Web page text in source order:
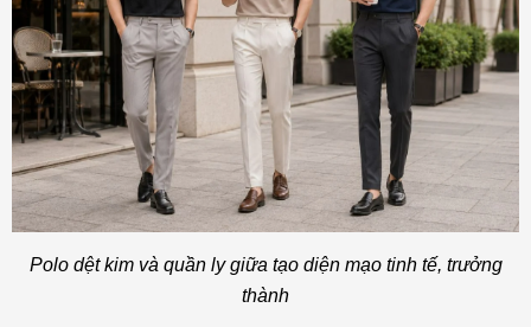
Polo dệt kim và quần ly giữa tạo diện mạo tinh tế, trưởng
thành